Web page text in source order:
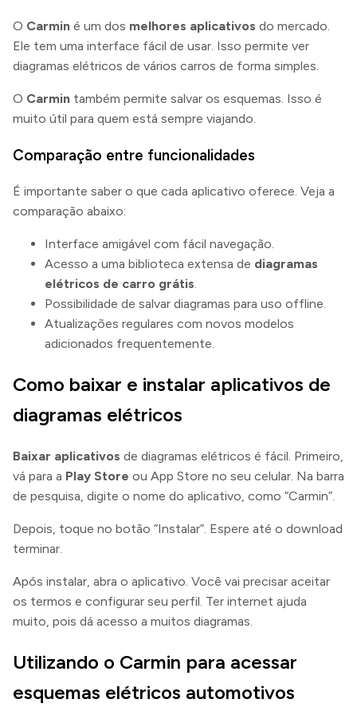
O Carmin é um dos melhores aplicativos do mercado.
Ele tem uma interface fácil de usar. Isso permite ver
diagramas elétricos de vários carros de forma simples.
O Carmin também permite salvar os esquemas. Isso é
muito útil para quem está sempre viajando.
Comparação entre funcionalidades
É importante saber o que cada aplicativo oferece. Veja a
comparação abaixo:
Interface amigável com fácil navegação.
Acesso a uma biblioteca extensa de diagramas
elétricos de carro grátis.
Possibilidade de salvar diagramas para uso offline.
Atualizações regulares com novos modelos
adicionados frequentemente.
Como baixar e instalar aplicativos de
diagramas elétricos
Baixar aplicativos de diagramas elétricos é fácil. Primeiro,
vá para a Play Store ou App Store no seu celular. Na barra
de pesquisa, digite o nome do aplicativo, como “Carmin”.
Depois, toque no botão “Instalar”. Espere até o download
terminar.
Após instalar, abra o aplicativo. Você vai precisar aceitar
os termos e configurar seu perfil. Ter internet ajuda
muito, pois dá acesso a muitos diagramas.
Utilizando o Carmin para acessar
esquemas elétricos automotivos